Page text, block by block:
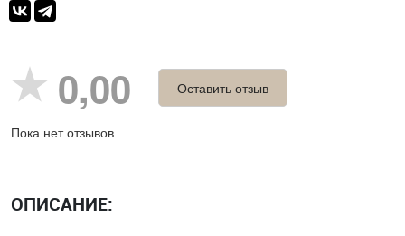
0,00
Пока нет отзывов
Оставить отзыв
ОПИСАНИЕ: